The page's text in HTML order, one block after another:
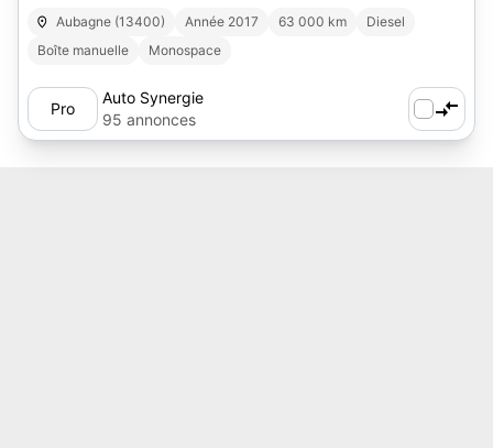
Aubagne (13400) Année 2017 63 000 km
Diesel
Boîte manuelle
Monospace
Pro
Auto Synergie
95 annonces